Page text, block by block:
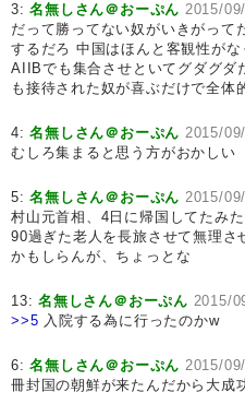
3:名無しさん＠おーぷん 2015/
だって勝ってない奴がいきがって
するだろ 中国はほんと客観性が
AIIBでも集合させといてグダグダ
も接待された奴が喜ぶだけで全体
4:名無しさん＠おーぷん 2015/
むしろ集まると思う方がおかしい
5:名無しさん＠おーぷん 2015/
村山元首相、4日に帰国してたみ
90過ぎた老人を長旅させて無理
かもしらんが、ちょっとな
13:名無しさん＠おーぷん 2015/
>>5 入院する為に行ったのかw
6:名無しさん＠おーぷん 2015/
冊封国の朝鮮が来たんだから大成